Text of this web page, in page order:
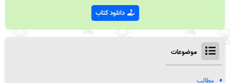
دانلود کتاب
موضوعات
مطالب